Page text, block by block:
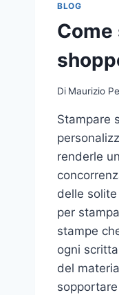
BLOG
Come
Di Maurizio
Stampare
renderle
delle
per
stampe
ogni
del